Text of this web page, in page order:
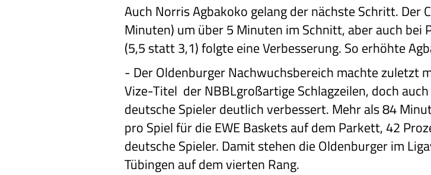
Auch Norris Agbakoko gelang der nächste Schritt. Der
Minuten) um über 5 Minuten im Schnitt, aber auch
(5,5 statt 3,1) folgte eine Verbesserung. So erhöhte
- Der Oldenburger Nachwuchsbereich machte zuletzt
Vize-Titel der NBBLgroßartige Schlagzeilen, doch
deutsche Spieler deutlich verbessert. Mehr als 84
pro Spiel für die EWE Baskets auf dem Parkett, 42
deutsche Spieler. Damit stehen die Oldenburger im
Tübingen auf dem vierten Rang.